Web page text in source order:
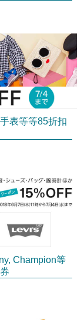
表等等85折扣
Champion等